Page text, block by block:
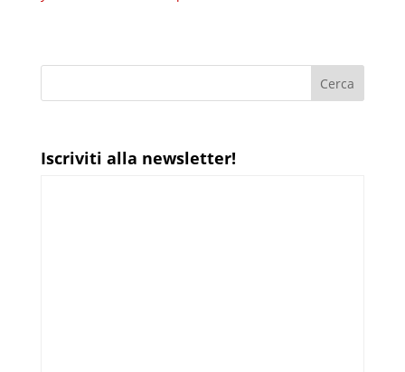
Iscriviti alla newsletter!